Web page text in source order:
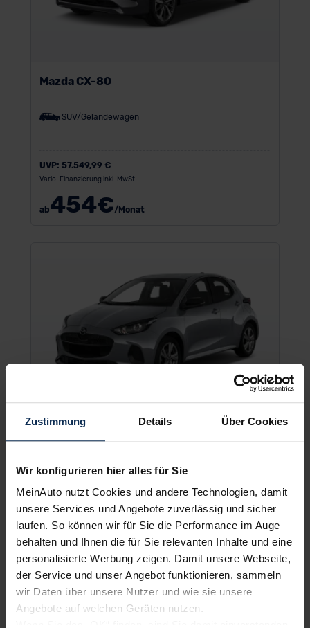
Zustimmung Details Über Cookies
Wir konfigurieren hier alles für Sie
MeinAuto nutzt Cookies und andere Technologien, damit
unsere Services und Angebote zuverlässig und sicher
laufen. So können wir für Sie die Performance im Auge
behalten und Ihnen die für Sie relevanten Inhalte und eine
personalisierte Werbung zeigen. Damit unsere Webseite,
der Service und unser Angebot funktionieren, sammeln
wir Daten über unsere Nutzer und wie sie unsere
Angebote auf welchen Geräten nutzen.
Mazda CX-80
SUV/Geländewagen
UVP: 57.549,99 €
Vario-Finanzierung inkl. MwSt.
ab454€/Monat
ab203€/Monat